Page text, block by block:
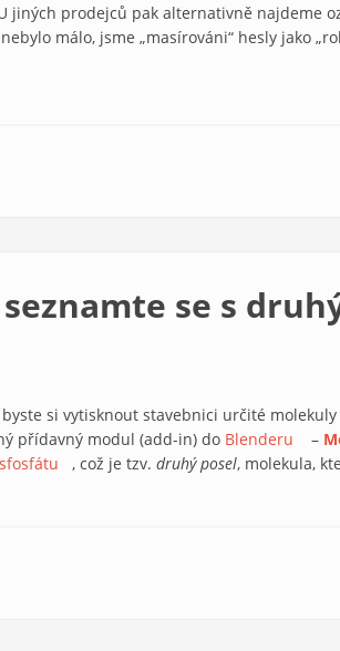
jiných prodejců pak alternativně najdeme
málo, jsme „masírováni“ hesly jako
se s
si vytisknout stavebnici určité
přídavný modul (add-in) do Blenderu (link
–
(link is external)
, což je tzv. druhý posel, molekula,